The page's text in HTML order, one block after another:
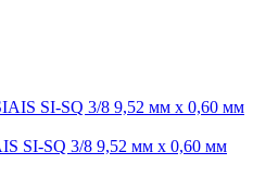
SI-SQ 3/8 9,52 мм x 0,60 мм